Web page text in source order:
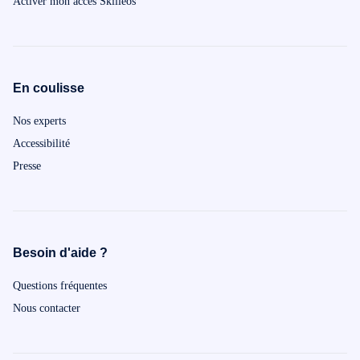
En coulisse
Nos experts
Accessibilité
Presse
Besoin d'aide ?
Questions fréquentes
Nous contacter